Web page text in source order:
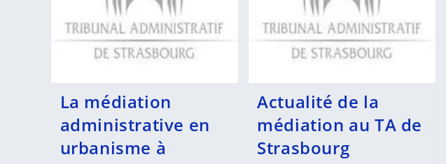
La médiation
administrative en
urbanisme à
Actualité de la
médiation au TA de
Strasbourg